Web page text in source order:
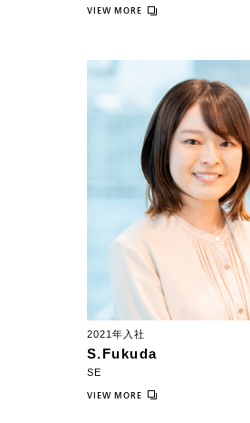
VIEW MORE
2021年入社
S.Fukuda
SE
VIEW MORE